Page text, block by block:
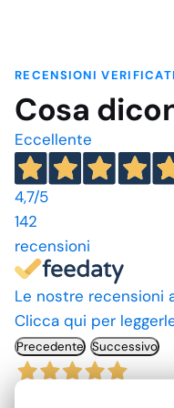
RECENSIONI
Cosa
Eccellente
4,7/5
142
recensioni
Le nostre recensioni
Clicca qui per
Precedente Successivo